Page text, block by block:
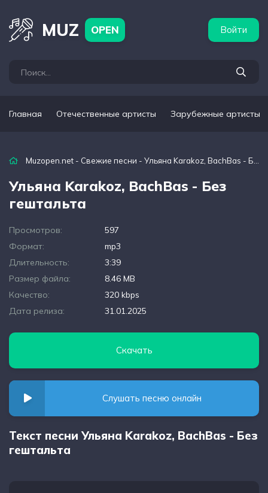
MUZ OPEN Войти
Главная Отечественные артисты Зарубежные артисты
Muzopen.net - Свежие песни - Ульяна Karakoz, BachBas - Без гештальта
Ульяна Karakoz, BachBas - Без
гештальта
Просмотров:
597
Формат:
mp3
Длительность:
3:39
Размер файла:
8.46 MB
Качество:
320 kbps
Дата релиза:
31.01.2025
Скачать
Слушать песню онлайн
Текст песни Ульяна Karakoz, BachBas - Без
гештальта
артисты Популярные подборки